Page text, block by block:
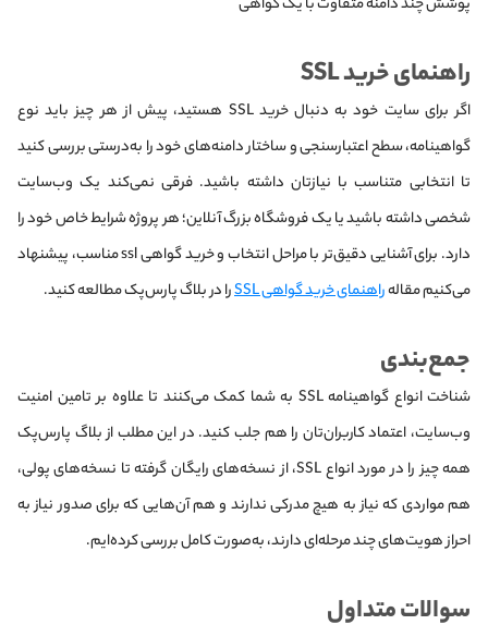
پوشش چند دامنه متفاوت با یک گواهی
راهنمای خرید SSL
اگر برای سایت خود به دنبال خرید SSL هستید، پیش از هر چیز باید نوع
گواهینامه، سطح اعتبارسنجی و ساختار دامنه‌های خود را به‌درستی بررسی کنید
تا انتخابی متناسب با نیازتان داشته باشید. فرقی نمی‌کند یک وب‌سایت
شخصی داشته باشید یا یک فروشگاه بزرگ آنلاین؛ هر پروژه شرایط خاص خود را
دارد. برای آشنایی دقیق‌تر با مراحل انتخاب و خرید گواهی ssl مناسب، پیشنهاد
می‌کنیم مقالهراهنمای خرید گواهی SSL را در بلاگ پارس‌پک مطالعه کنید.
جمع‌بندی
شناخت انواع گواهینامه SSL به شما کمک می‌کنند تا علاوه بر تامین امنیت
وب‌سایت، اعتماد کاربران‌تان را هم جلب کنید. در این مطلب از بلاگ پارس‌پک
همه چیز را در مورد انواع SSL، از نسخه‌های رایگان گرفته تا نسخه‌های پولی،
هم مواردی که نیاز به هیچ مدرکی ندارند و هم آن‌هایی که برای صدور نیاز به
احراز هویت‌های چند مرحله‌ای دارند، به‌صورت کامل بررسی کرده‌ایم.
سوالات متداول